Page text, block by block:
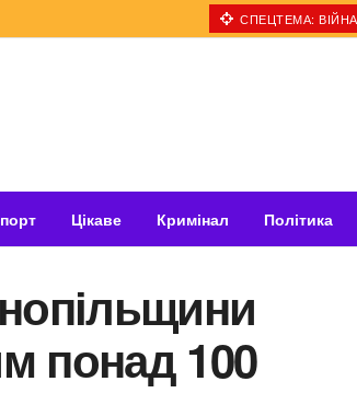
СПЕЦТЕМА:
Цікаве Кримінал Політика
понад 100